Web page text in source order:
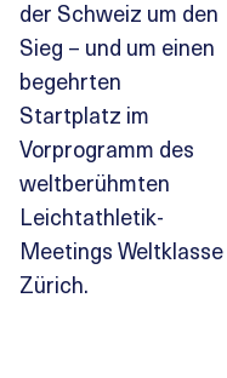
der Schweiz um den
Sieg – und um einen
begehrten
Startplatz im
Vorprogramm des
weltberühmten
Leichtathletik-
Meetings Weltklasse
Zürich.